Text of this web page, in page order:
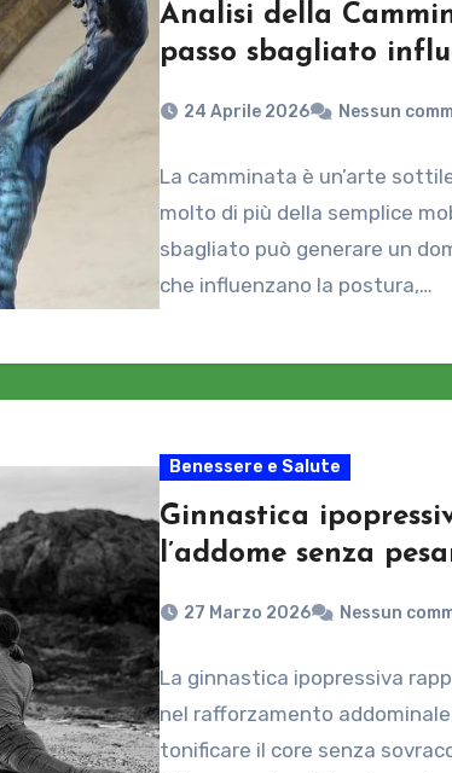
Analisi della
passo sbagliato
24 Aprile 2026 Nessun
La camminata è un’arte
molto di più della semplice
sbagliato può generare un
che influenzano la postura,…
Benessere e Salute
Ginnastica
l’addome senza
27 Marzo 2026 Nessun
La ginnastica ipopressiva
nel rafforzamento
tonificare il core senza